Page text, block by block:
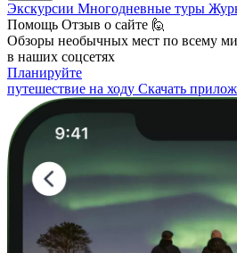
Экскурсии Многодневные туры
Помощь Отзыв о сайте 🙋
Обзоры необычных мест по всему
в наших соцсетях
Планируйте
путешествие на ходу Скачать